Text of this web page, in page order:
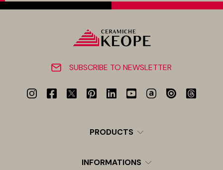
SUBSCRIBE TO NEWSLETTER
PRODUCTS
INFORMATIONS